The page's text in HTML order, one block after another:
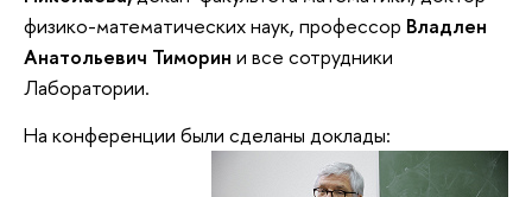
физико-математических наук, профессор Владлен
Анатольевич Тиморин и все сотрудники
Лаборатории.
На конференции были сделаны доклады: